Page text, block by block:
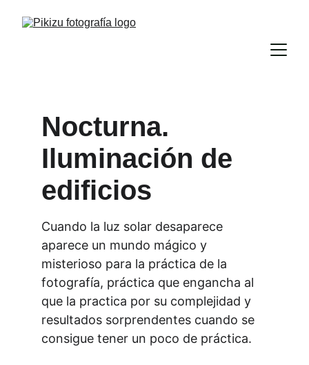
Nocturna.
Iluminación de
edificios
Cuando la luz solar desaparece
aparece un mundo mágico y
misterioso para la práctica de la
fotografía, práctica que engancha al
que la practica por su complejidad y
resultados sorprendentes cuando se
consigue tener un poco de práctica.